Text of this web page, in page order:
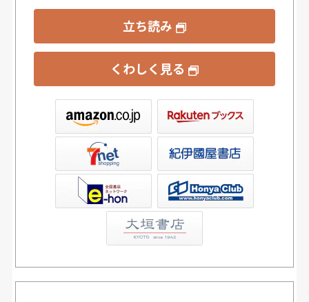
立ち読み
くわしく見る
書店ウェブストア